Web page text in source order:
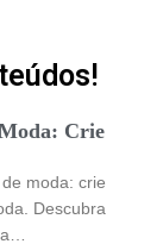
Crie
moda: crie
Descubra